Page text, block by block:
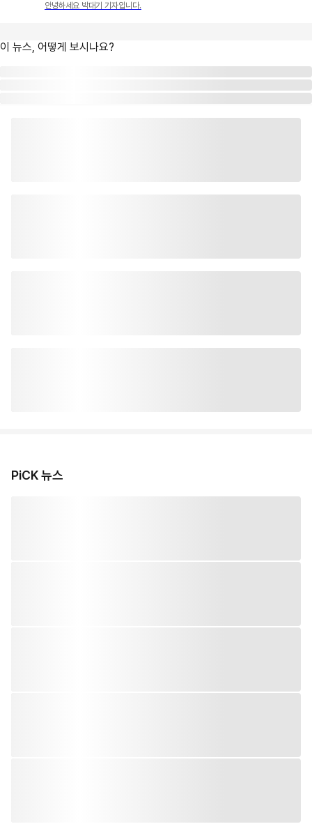
안녕하세요 박대기 기자입니다.
이 뉴스, 어떻게 보시나요?
PiCK 뉴스